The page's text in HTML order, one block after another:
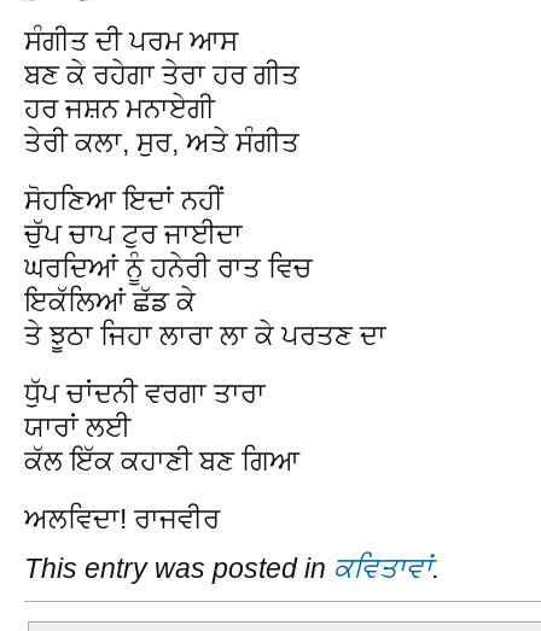
ਸੰਗੀਤ ਦੀ ਪਰਮ ਆਸ
ਬਣ ਕੇ ਰਹੇਗਾ ਤੇਰਾ ਹਰ ਗੀਤ
ਹਰ ਜਸ਼ਨ ਮਨਾਏਗੀ
ਤੇਰੀ ਕਲਾ, ਸੁਰ, ਅਤੇ ਸੰਗੀਤ
ਸੋਹਣਿਆ ਇਦਾਂ ਨਹੀਂ
ਚੁੱਪ ਚਾਪ ਟੁਰ ਜਾਈਦਾ
ਘਰਦਿਆਂ ਨੂੰ ਹਨੇਰੀ ਰਾਤ ਵਿਚ
ਇਕੱਲਿਆਂ ਛੱਡ ਕੇ
ਤੇ ਝੂਠਾ ਜਿਹਾ ਲਾਰਾ ਲਾ ਕੇ ਪਰਤਣ ਦਾ
ਧੁੱਪ ਚਾਂਦਨੀ ਵਰਗਾ ਤਾਰਾ
ਯਾਰਾਂ ਲਈ
ਕੱਲ ਇੱਕ ਕਹਾਣੀ ਬਣ ਗਿਆ
ਅਲਵਿਦਾ! ਰਾਜਵੀਰ
This entry was posted in ਕਵਿਤਾਵਾਂ.